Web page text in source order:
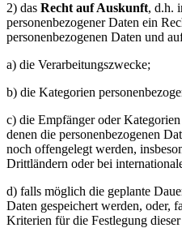
2) das Recht auf Auskunft, d.h.
personenbezogener Daten ein
personenbezogenen Daten und
a) die Verarbeitungszwecke;
b) die Kategorien
c) die Empfänger oder
denen die personenbezogenen
noch offengelegt werden,
Drittländern oder bei
d) falls möglich die geplante
Daten gespeichert werden, oder,
Kriterien für die Festlegung